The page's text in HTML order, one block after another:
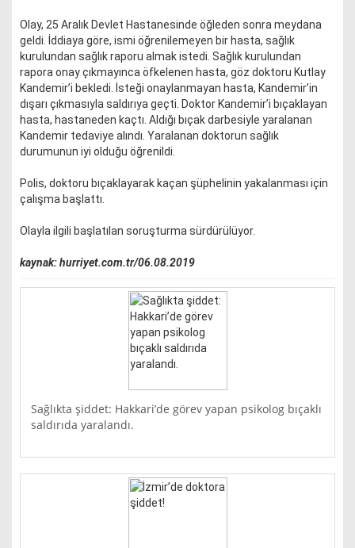
Olay, 25 Aralık Devlet Hastanesinde öğleden sonra meydana
geldi. İddiaya göre, ismi öğrenilemeyen bir hasta, sağlık
kurulundan sağlık raporu almak istedi. Sağlık kurulundan
rapora onay çıkmayınca öfkelenen hasta, göz doktoru Kutlay
Kandemir’i bekledi. İsteği onaylanmayan hasta, Kandemir’in
dışarı çıkmasıyla saldırıya geçti. Doktor Kandemir’i bıçaklayan
hasta, hastaneden kaçtı. Aldığı bıçak darbesiyle yaralanan
Kandemir tedaviye alındı. Yaralanan doktorun sağlık
durumunun iyi olduğu öğrenildi.
Polis, doktoru bıçaklayarak kaçan şüphelinin yakalanması için
çalışma başlattı.
Olayla ilgili başlatılan soruşturma sürdürülüyor.
kaynak: hurriyet.com.tr/06.08.2019
Sağlıkta şiddet: Hakkari’de görev yapan psikolog bıçaklı
saldırıda yaralandı.